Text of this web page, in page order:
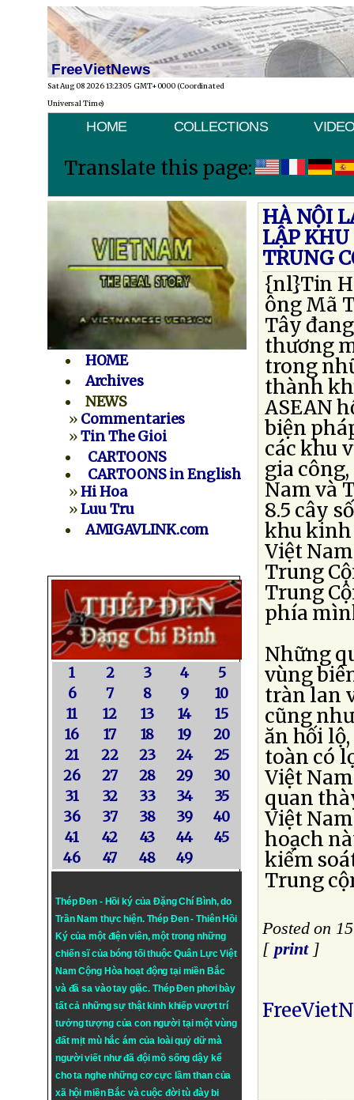
FreeVietNews
Sat Aug 08 2026 13:23:05 GMT+0000 (Coordinated
Universal Time)
HOME COLLECTIONS
Translate this page:
HOME
Archives
NEWS
» Commentaries
»Tin The Gioi
CARTOONS
CARTOONS in English
»Hi Hoa
»Luu Tru
AMIGAVLINK.com
1 2 3 4
5
6
7 8 9
10
11
12 13 14
15
16
17 18 19
20
21
22 23 24
25
26
27 28 29
30
31
32 33 34
35
36
37 38 39
40
41
42 43 44
45
46
47 48 49
Thép Đen - Hồi ký của Đặng Chí Bình, do
Trần Nam thực hiện. Thép Đen- Thiên Hồi
Ký của một điện viên, một trong những
chiến sĩ của bóng tối thuộc Quân Lực Việt
Nam Cộng Hòa hoạt động tại miền Bắc
và đã sa vào tay giặc. Thép Đen phơi bày
tất cả những sự thật kinh khiếp vượt trí
tưởng tượng của con người tại một vùng
đất mịt mù hắc ám của loài quỷ dữ mà
người viết như đã đội mồ sống dậy kể
cho ta nghe những cơ cực lầm than của
xã hội miền Bắc và cuộc đời tù đày bi
HÀ NỘI
LẬP
TRUNG
{nl}Tin
ông Mã
Tây
thương
trong
thành
ASEAN
biện
các khu
gia
Nam và
8.5 cây
khu kinh
Việt
Trung
Trung
phía
Những
vùng
tràn lan
cũng
ăn hối
toàn có
Việt
quan
Việt
hoạch
kiểm
Trung
Posted on
[ print]